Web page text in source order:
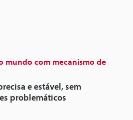
mundo com mecanismo de
e estável, sem
problemáticos